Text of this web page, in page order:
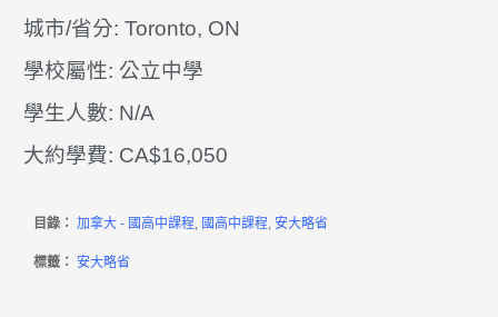
城市/省分: Toronto, ON
學校屬性: 公立中學
學生人數: N/A
大約學費: CA$16,050
目錄： 加拿大 - 國高中課程, 國高中課程, 安大略省
標籤： 安大略省